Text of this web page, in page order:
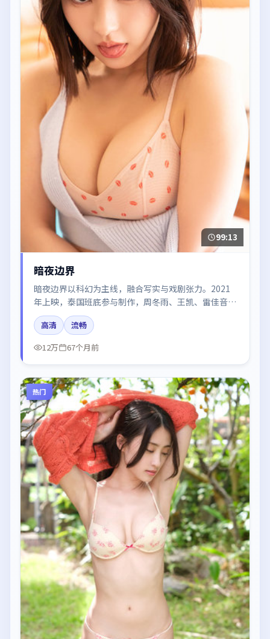
99:13
暗夜边界
暗夜边界以科幻为主线，融合写实与戏剧张力。2021
年上映，泰国班底参与制作，周冬雨、王凯、雷佳音在
片中呈现细腻表演，影像风格统一，配乐与剪辑强化了
情绪曲线。
高清
流畅
12万
67个月前
热门